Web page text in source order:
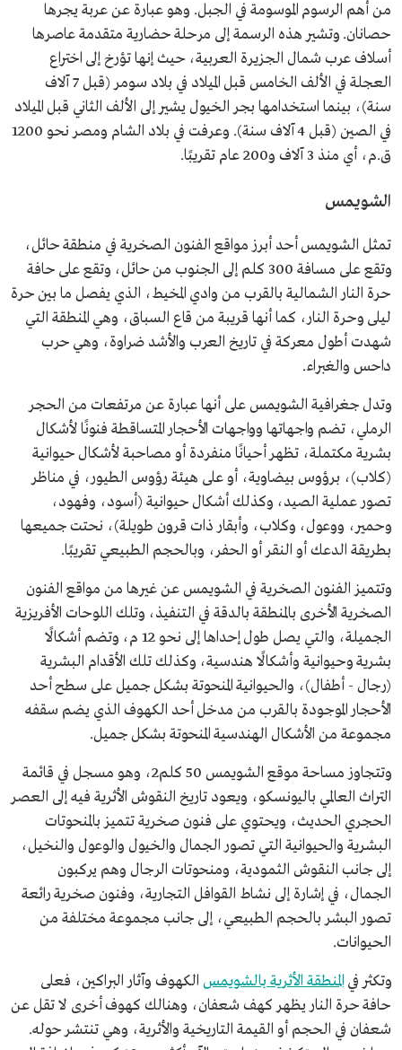
من أهم الرسوم الموسومة في الجبل. وهو عبارة عن عربة يجرها
حصانان. وتشير هذه الرسمة إلى مرحلة حضارية متقدمة عاصرها
أسلاف عرب شمال الجزيرة العربية، حيث إنها تؤرخ إلى اختراع
العجلة في الألف الخامس قبل الميلاد في بلاد سومر (قبل 7 آلاف
سنة)، بينما استخدامها بجر الخيول يشير إلى الألف الثاني قبل الميلاد
في الصين (قبل 4 آلاف سنة). وعرفت في بلاد الشام ومصر نحو 1200
ق.م، أي منذ 3 آلاف و200 عام تقريبًا.
الشويمس
تمثل الشويمس أحد أبرز مواقع الفنون الصخرية في منطقة حائل،
وتقع على مسافة 300 كلم إلى الجنوب من حائل، وتقع على حافة
حرة النار الشمالية بالقرب من وادي المخيط، الذي يفصل ما بين حرة
ليلى وحرة النار، كما أنها قريبة من قاع السباق، وهي المنطقة التي
شهدت أطول معركة في تاريخ العرب والأشد ضراوة، وهي حرب
داحس والغبراء.
وتدل جغرافية الشويمس على أنها عبارة عن مرتفعات من الحجر
الرملي، تضم واجهاتها وواجهات الأحجار المتساقطة فنونًا لأشكال
بشرية مكتملة، تظهر أحيانًا منفردة أو مصاحبة لأشكال حيوانية
(كلاب)، برؤوس بيضاوية، أو على هيئة رؤوس الطيور، في مناظر
تصور عملية الصيد، وكذلك أشكال حيوانية (أسود، وفهود،
وحمير، ووعول، وكلاب، وأبقار ذات قرون طويلة)، نحتت جميعها
بطريقة الدعك أو النقر أو الحفر، وبالحجم الطبيعي تقريبًا.
وتتميز الفنون الصخرية في الشويمس عن غيرها من مواقع الفنون
الصخرية الأخرى بالمنطقة بالدقة في التنفيذ، وتلك اللوحات الأفريزية
الجميلة، والتي يصل طول إحداها إلى نحو 12 م، وتضم أشكالًا
بشرية وحيوانية وأشكالًا هندسية، وكذلك تلك الأقدام البشرية
(رجال - أطفال)، والحيوانية المنحوتة بشكل جميل على سطح أحد
الأحجار الموجودة بالقرب من مدخل أحد الكهوف الذي يضم سقفه
مجموعة من الأشكال الهندسية المنحوتة بشكل جميل.
وتتجاوز مساحة موقع الشويمس 50 كلم2، وهو مسجل في قائمة
التراث العالمي باليونسكو، ويعود تاريخ النقوش الأثرية فيه إلى العصر
الحجري الحديث، ويحتوي على فنون صخرية تتميز بالمنحوتات
البشرية والحيوانية التي تصور الجمال والخيول والوعول والنخيل،
إلى جانب النقوش الثمودية، ومنحوتات الرجال وهم يركبون
الجمال، في إشارة إلى نشاط القوافل التجارية، وفنون صخرية رائعة
تصور البشر بالحجم الطبيعي، إلى جانب مجموعة مختلفة من
الحيوانات.
وتكثر في المنطقة الأثرية بالشويمس الكهوف وآثار البراكين، فعلى
حافة حرة النار يظهر كهف شعفان، وهنالك كهوف أخرى لا تقل عن
شعفان في الحجم أو القيمة التاريخية والأثرية، وهي تنتشر حوله.